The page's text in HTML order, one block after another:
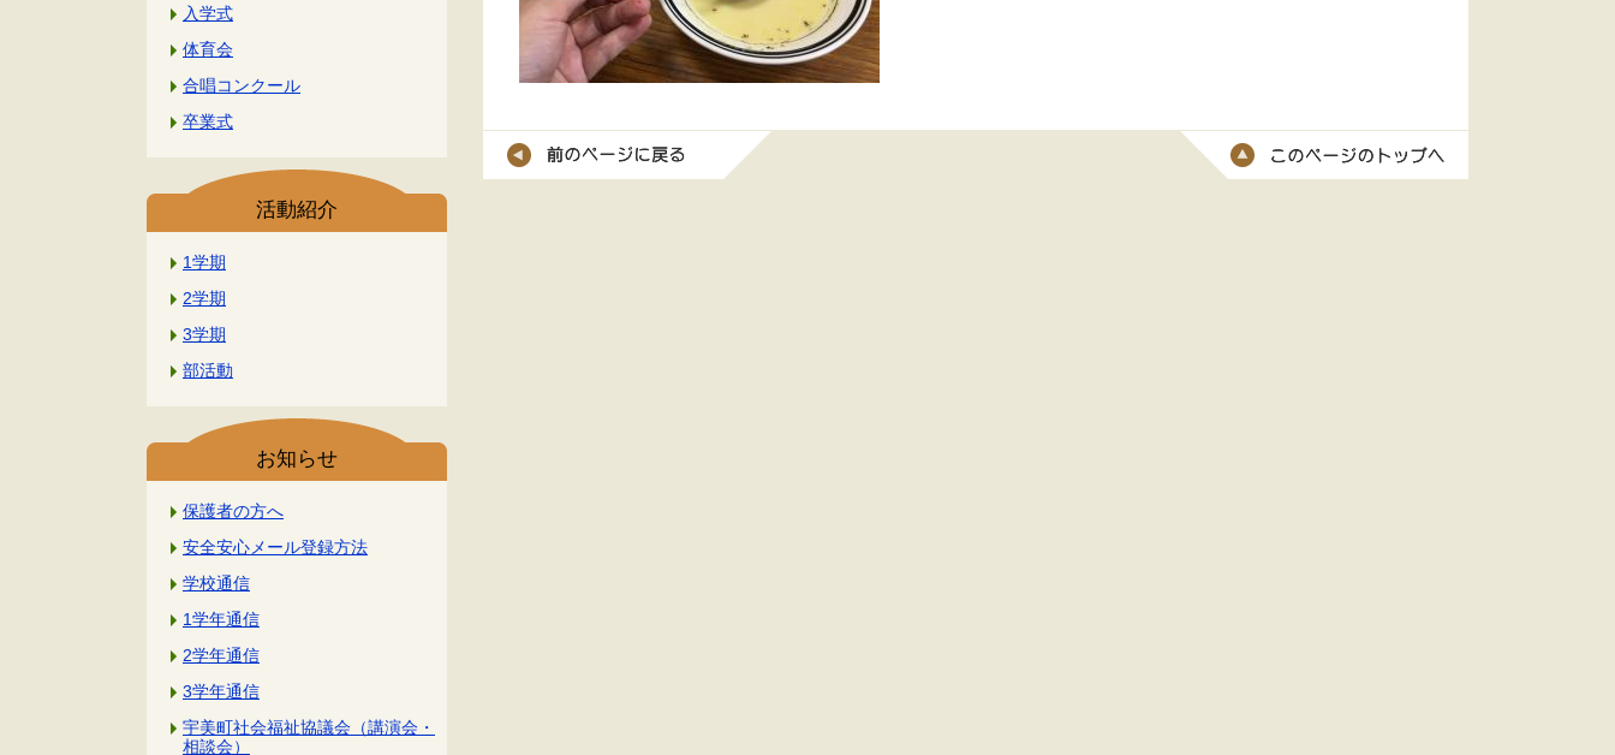
入学式
体育会
合唱コンクール
卒業式
活動紹介
1学期
2学期
3学期
部活動
お知らせ
保護者の方へ
安全安心メール登録方法
学校通信
1学年通信
2学年通信
3学年通信
宇美町社会福祉協議会（講演会・
相談会）